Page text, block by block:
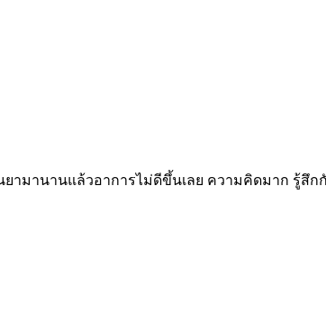
มานานแล้วอาการไม่ดีขึ้นเลย ความคิดมาก รู้สึก